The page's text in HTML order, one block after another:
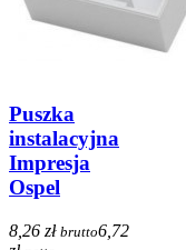
Puszka
instalacyjna
Impresja
Ospel
8,26 zł brutto6,72